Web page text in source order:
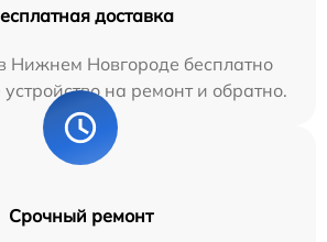
доставка
Нижнем Новгороде бесплатно
на ремонт и обратно.
Срочный ремонт